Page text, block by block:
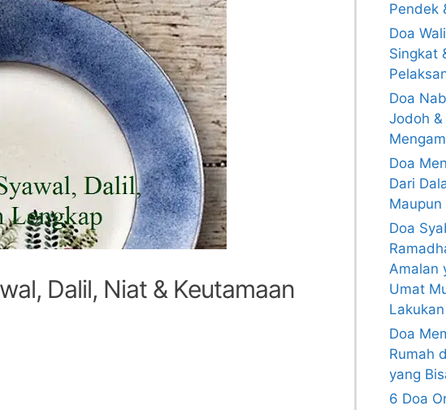
Dalil, Niat & Keutamaan
Pendek
Doa
Singkat
Doa
Jodoh &
Doa
Dari
Maupun
Doa
Amalan
Umat
Lakukan
Doa
Rumah
yang
6 Doa